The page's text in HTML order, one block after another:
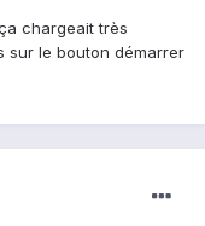
chargeait très
sur le bouton démarrer